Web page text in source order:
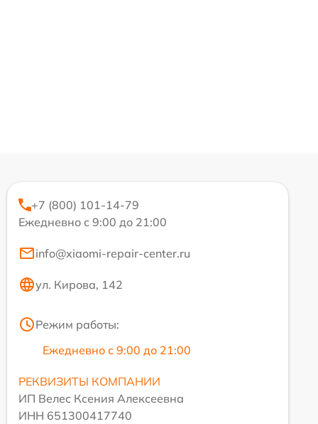
+7 (800) 101-14-79
Ежедневно с 9:00 до 21:00
info@xiaomi-repair-center.ru
ул. Кирова, 142
Режим работы:
Ежедневно с 9:00 до 21:00
РЕКВИЗИТЫ КОМПАНИИ
ИП Велес Ксения Алексеевна
ИНН 651300417740